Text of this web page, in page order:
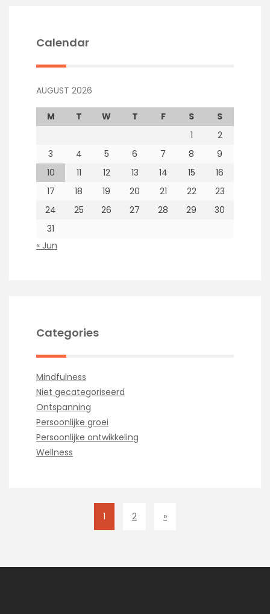
Calendar
AUGUST 2026
M T W T F S
S
1
2
3
4 5 6 7 8
9
10
11 12 13 14 15
16
17
18 19 20 21 22
23
24
25 26 27 28 29
30
31
« Jun
Categories
Mindfulness
Niet gecategoriseerd
Ontspanning
Persoonlijke groei
Persoonlijke ontwikkeling
Wellness
1 2 »